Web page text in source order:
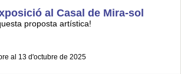
al Casal de Mira-sol
proposta artística!
al 13 d'octubre de 2025